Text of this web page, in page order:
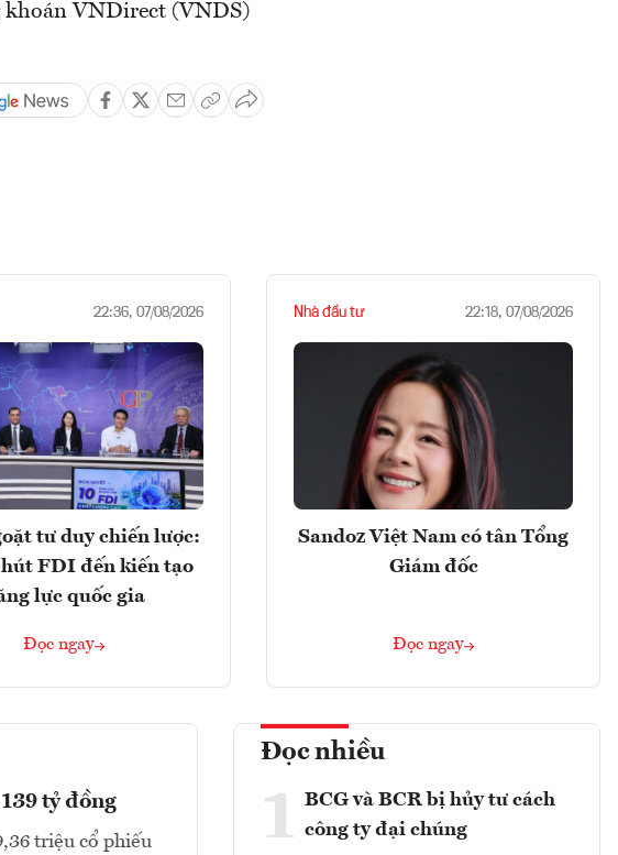
khoán VNDirect (VNDS)
22:36, 07/08/2026
tư duy chiến lược:
FDI đến kiến tạo
lực quốc gia
Đọc ngay
Nhà đầu tư 22:18, 07/08/2026
Sandoz Việt Nam có tân Tổng
Giám đốc
Đọc ngay
tỷ đồng
triệu cổ phiếu
Đọc nhiều
1 BCG và BCR bị hủy tư cách
công ty đại chúng